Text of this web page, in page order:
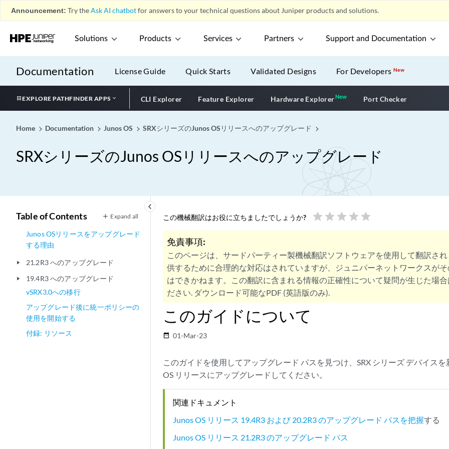
Announcement: Try theAsk AI chatbotfor answers to your technical questions about Juniper products and solutions.
Solutions Products Services Partners Support and Documentation
Documentation License Guide Quick Starts Validated Designs For DevelopersNew
EXPLORE PATHFINDER APPS CLI Explorer Feature Explorer Hardware ExplorerNewNew application
Port Checker
Home Documentation Junos OS SRXシリーズのJunos OSリリースへのアップグレード
SRXシリーズのJunos OSリリースへのアップグレード
keyboard_arrow_left
Table of Contents Expand all
Junos OSリリースをアップグレード
する理由
play_arrow 21.2R3 へのアップグレード
play_arrow
19.4R3 へのアップグレード
vSRX3.0への移行
アップグレード後に統一ポリシーの
使用を開始する
付録: リソース
この機械翻訳はお役に立ちましたでしょうか? star star star star star
免責事項:
このページは、サードパーティー製機械翻訳ソフトウェアを使用して翻訳さ
供するために合理的な対応はされていますが、ジュニパーネットワークスが
はできかねます。この翻訳に含まれる情報の正確性について疑問が生じた場合
ださい. ダウンロード可能なPDF (英語版のみ).
このガイドについて
date_range 01-Mar-23
このガイドを使用してアップグレード パスを見つけ、SRX シリーズ デバイス
OS リリースにアップグレードしてください。
関連ドキュメント
Junos OS リリース 19.4R3 および 20.2R3 のアップグレード パスを把握する
Junos OS リリース 21.2R3 のアップグレード パス